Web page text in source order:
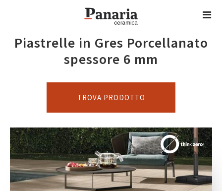
Piastrelle in Gres Porcellanato
spessore 6 mm
TROVA PRODOTTO